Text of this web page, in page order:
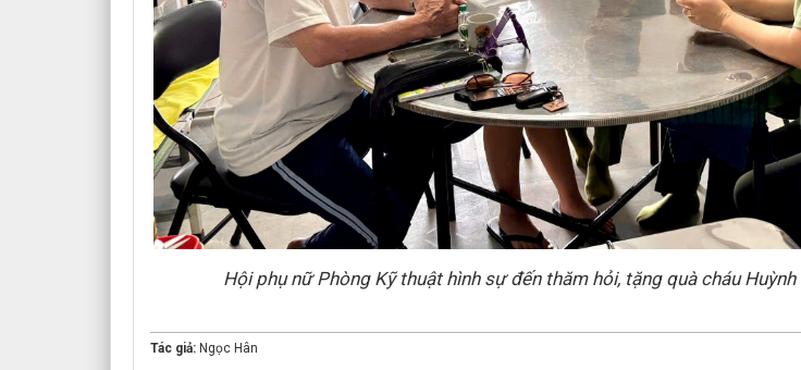
Hội phụ nữ Phòng Kỹ thuật hình sự đến thăm hỏi, tặng quà cháu Huỳnh
Tác giả: Ngọc Hân